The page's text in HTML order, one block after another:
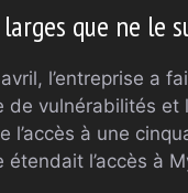
que ne le
l’entreprise a
vulnérabilités
à une
étendait l’accès à